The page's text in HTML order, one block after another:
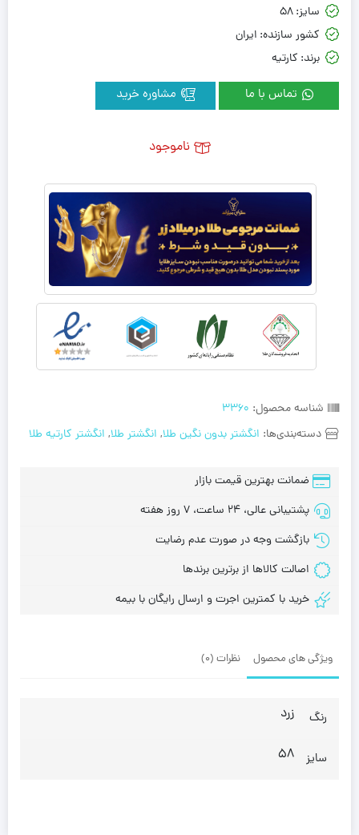
شناسه محصول: 3360
دسته‌بندی‌ها: انگشتر بدون نگین طلا, انگشتر طلا, انگشتر کارتیه طلا
سایز:58
کشور سازنده: ایران
برند: کارتیه
تماس با ما
ضمانت بهترین قیمت بازار
پشتیبانی عالی، 24 ساعت، 7 روز هفته
بازگشت وجه در صورت عدم رضایت
اصالت کالاها از برترین برندها
خرید با کمترین اجرت و ارسال رایگان با بیمه
ناموجود
ویژگی های محصول نظرات (0)
رنگ زرد
سایز 58